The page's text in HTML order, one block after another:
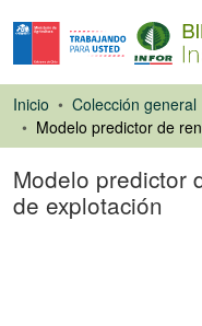
Inicio Colección general
Modelo predictor
de explotación